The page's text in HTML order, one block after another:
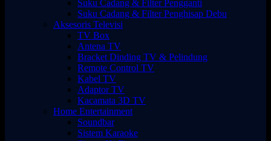
Suku Cadang & Filter Pengganti
Suku Cadang & Filter Penghisap Debu
Aksesoris Televisi
TV Box
Antena TV
Bracket Dinding TV & Pelindung
Remote Control TV
Kabel TV
Adaptor TV
Kacamata 3D TV
Home Entertainment
Soundbar
Sistem Karaoke